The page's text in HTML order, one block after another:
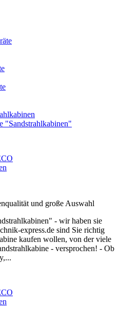
"Sandstrahlkabinen"
und große Auswahl
- wir haben sie
express.de sind Sie richtig
kaufen wollen, von der viele
- versprochen! - Ob